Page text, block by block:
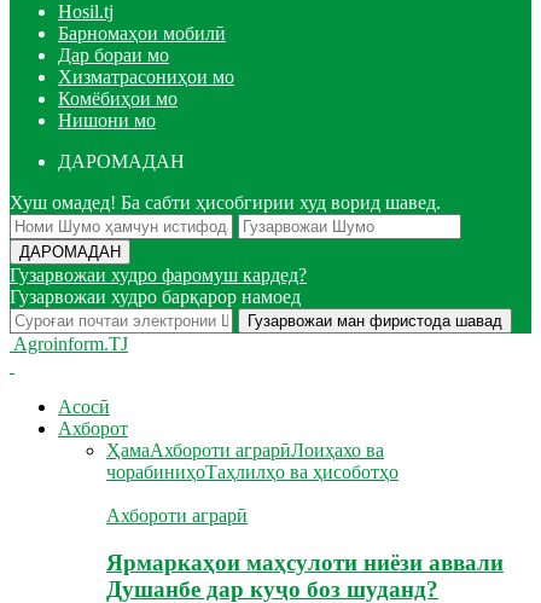
Hosil.tj
Барномаҳои мобилӣ
Дар бораи мо
Хизматрасониҳои мо
Комёбиҳои мо
Нишони мо
ДАРОМАДАН
Хуш омадед! Ба сабти ҳисобгирии худ ворид шавед.
Гузарвожаи худро фаромуш кардед?
Гузарвожаи худро барқарор намоед
Agroinform.TJ
Асосӣ
Ахборот
ҲамаАхбороти аграрӣЛоиҳахо ва
чорабиниҳоТаҳлилҳо ва ҳисоботҳо
Ахбороти аграрӣ
Ярмаркаҳои маҳсулоти ниёзи аввали
Душанбе дар куҷо боз шуданд?